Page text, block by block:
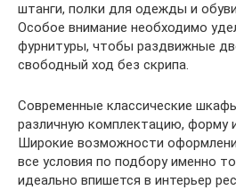
штанги, полки для одежды и
Особое внимание необходимо
фурнитуры, чтобы раздвижные
свободный ход без скрипа.
Современные классические
различную комплектацию, форму
Широкие возможности
все условия по подбору именно
идеально впишется в интерьер